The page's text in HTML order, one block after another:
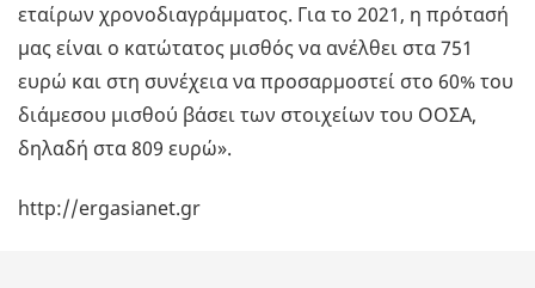
εταίρων χρονοδιαγράμματος. Για το 2021, η πρότασή
μας είναι ο κατώτατος μισθός να ανέλθει στα 751
ευρώ και στη συνέχεια να προσαρμοστεί στο 60% του
διάμεσου μισθού βάσει των στοιχείων του ΟΟΣΑ,
δηλαδή στα 809 ευρώ».
http://ergasianet.gr